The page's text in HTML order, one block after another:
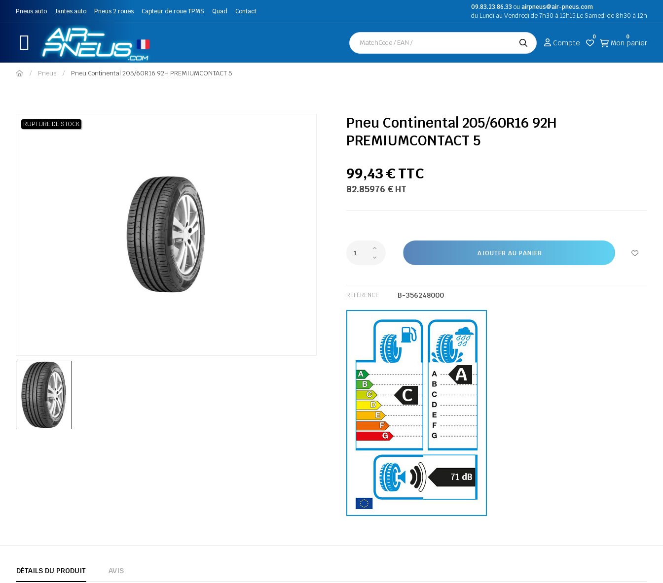
Pneus auto Jantes auto Pneus 2 roues Capteur de roue TPMS Quad Contact
09.83.23.86.33ou airpneus@air-pneus.com
du Lundi au Vendredi de 7h30 à 12h15 Le Samedi de 8h30 à 12h
Compte
0
Mon panier
0
Pneus Pneu Continental 205/60R16 92H PREMIUMCONTACT 5
RUPTURE DE STOCK
Pneu Continental 205/60R16 92H
PREMIUMCONTACT 5
99,43 € TTC
82.85976 € HT
AJOUTER AU PANIER
RÉFÉRENCE B-356248000
C
A
71 dB
DÉTAILS DU PRODUIT AVIS